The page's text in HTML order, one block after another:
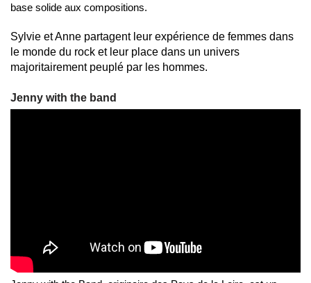
base solide aux compositions.
Sylvie et Anne partagent leur expérience de femmes dans
le monde du rock et leur place dans un univers
majoritairement peuplé par les hommes.
Jenny with the band